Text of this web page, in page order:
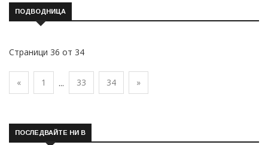
ПОДВОДНИЦА
Страници 36 от 34
« 1 ... 33 34 »
ПОСЛЕДВАЙТЕ НИ В